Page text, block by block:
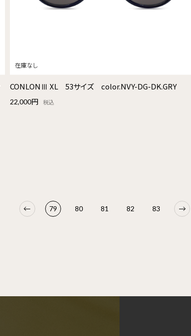
CONLONⅢ XL 53サイズ color.NVY-DG-DK.GRY
22,000円 税込
79 80 81 82 83